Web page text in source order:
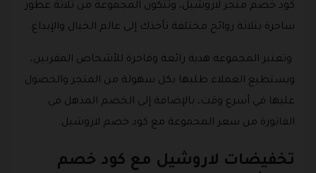
كود خصم متجر لاروشيل، وتتكون المجموعة من ثلاثة عطور
ساحرة بثلاثة روائح مختلفة تأخذك إلى عالم الخيال والإبداع.
وتعتبر المجموعة هدية رائعة وفاخرة للأشخاص المقربين،
ويستطيع العملاء طلبها بكل سهولة من المتجر والحصول
عليها في أسرع وقت، بالإضافة إلى الخصم المذهل في
الفاتورة من سعر المجموعة مع كود خصم لاروشيل.
تخفيضات لاروشيل مع كود خصم